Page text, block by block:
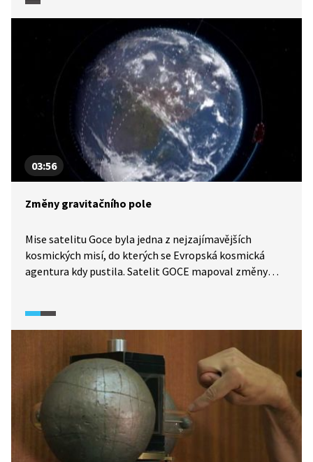
Základní zákonitosti dynamiky shrnují tři Newtonovy
03:56
Změny gravitačního pole
Mise satelitu Goce byla jedna z nejzajímavějších
kosmických misí, do kterých se Evropská kosmická
agentura kdy pustila. Satelit GOCE mapoval změny
mimo jiné třeba pohyby oceánu, a tím lépe pracovat
s klimatickou změnou.